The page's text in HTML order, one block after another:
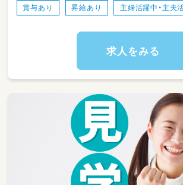
賞与あり 昇給あり 主婦活躍中・主夫
求人をみる